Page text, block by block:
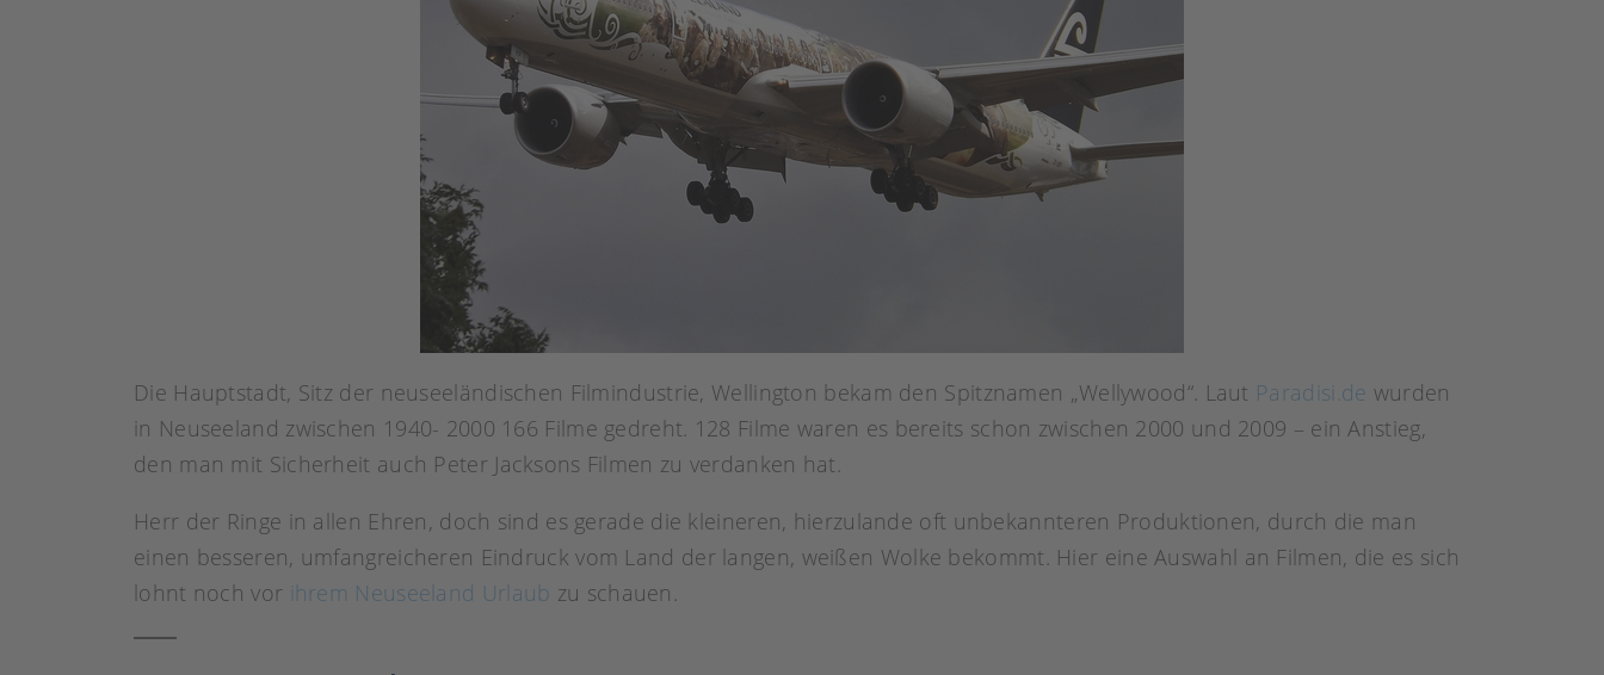
Die Hauptstadt, Sitz der neuseeländischen Filmindustrie, Wellington bekam den Spitznamen „Wellywood“. Laut Paradisi.de wurden
in Neuseeland zwischen 1940- 2000 166 Filme gedreht. 128 Filme waren es bereits schon zwischen 2000 und 2009 – ein Anstieg,
den man mit Sicherheit auch Peter Jacksons Filmen zu verdanken hat.
Herr der Ringe in allen Ehren, doch sind es gerade die kleineren, hierzulande oft unbekannteren Produktionen, durch die man
einen besseren, umfangreicheren Eindruck vom Land der langen, weißen Wolke bekommt. Hier eine Auswahl an Filmen, die es sich
lohnt noch vor ihrem Neuseeland Urlaub zu schauen.